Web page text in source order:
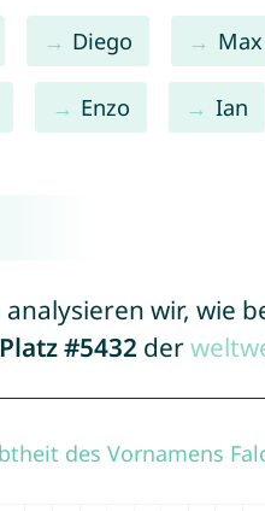
Diego Max
Enzo Ian
analysieren wir, wie
Platz #5432 der